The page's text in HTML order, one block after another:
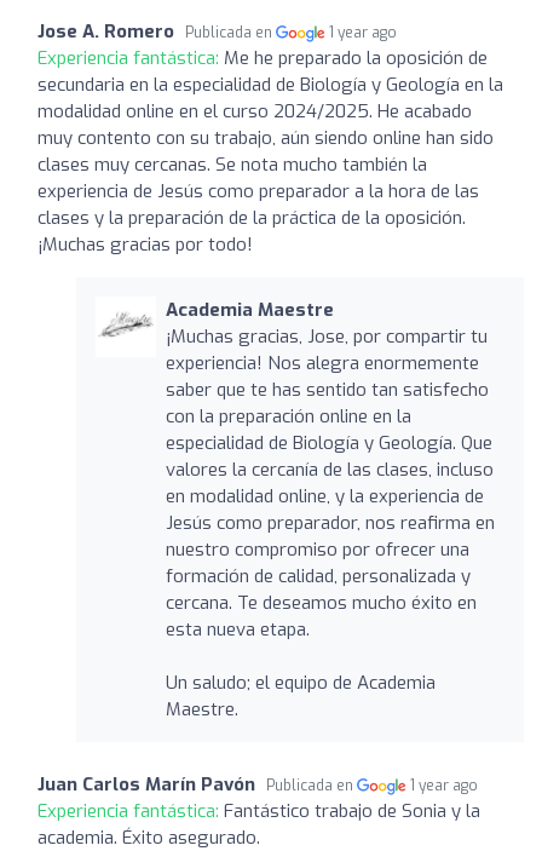
Jose A. Romero Publicada en 1 year ago
Experiencia fantástica: Me he preparado la oposición de
secundaria en la especialidad de Biología y Geología en la
modalidad online en el curso 2024/2025. He acabado
muy contento con su trabajo, aún siendo online han sido
clases muy cercanas. Se nota mucho también la
experiencia de Jesús como preparador a la hora de las
clases y la preparación de la práctica de la oposición.
¡Muchas gracias por todo!
Academia Maestre
¡Muchas gracias, Jose, por compartir tu
experiencia! Nos alegra enormemente
saber que te has sentido tan satisfecho
con la preparación online en la
especialidad de Biología y Geología. Que
valores la cercanía de las clases, incluso
en modalidad online, y la experiencia de
Jesús como preparador, nos reafirma en
nuestro compromiso por ofrecer una
formación de calidad, personalizada y
cercana. Te deseamos mucho éxito en
esta nueva etapa.
Un saludo; el equipo de Academia
Maestre.
Juan Carlos Marín Pavón Publicada en 1 year ago
Experiencia fantástica: Fantástico trabajo de Sonia y la
academia. Éxito asegurado.